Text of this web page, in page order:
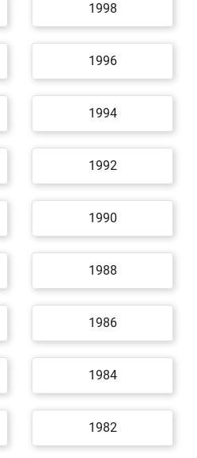
1998
1996
1994
1992
1990
1988
1986
1984
1982